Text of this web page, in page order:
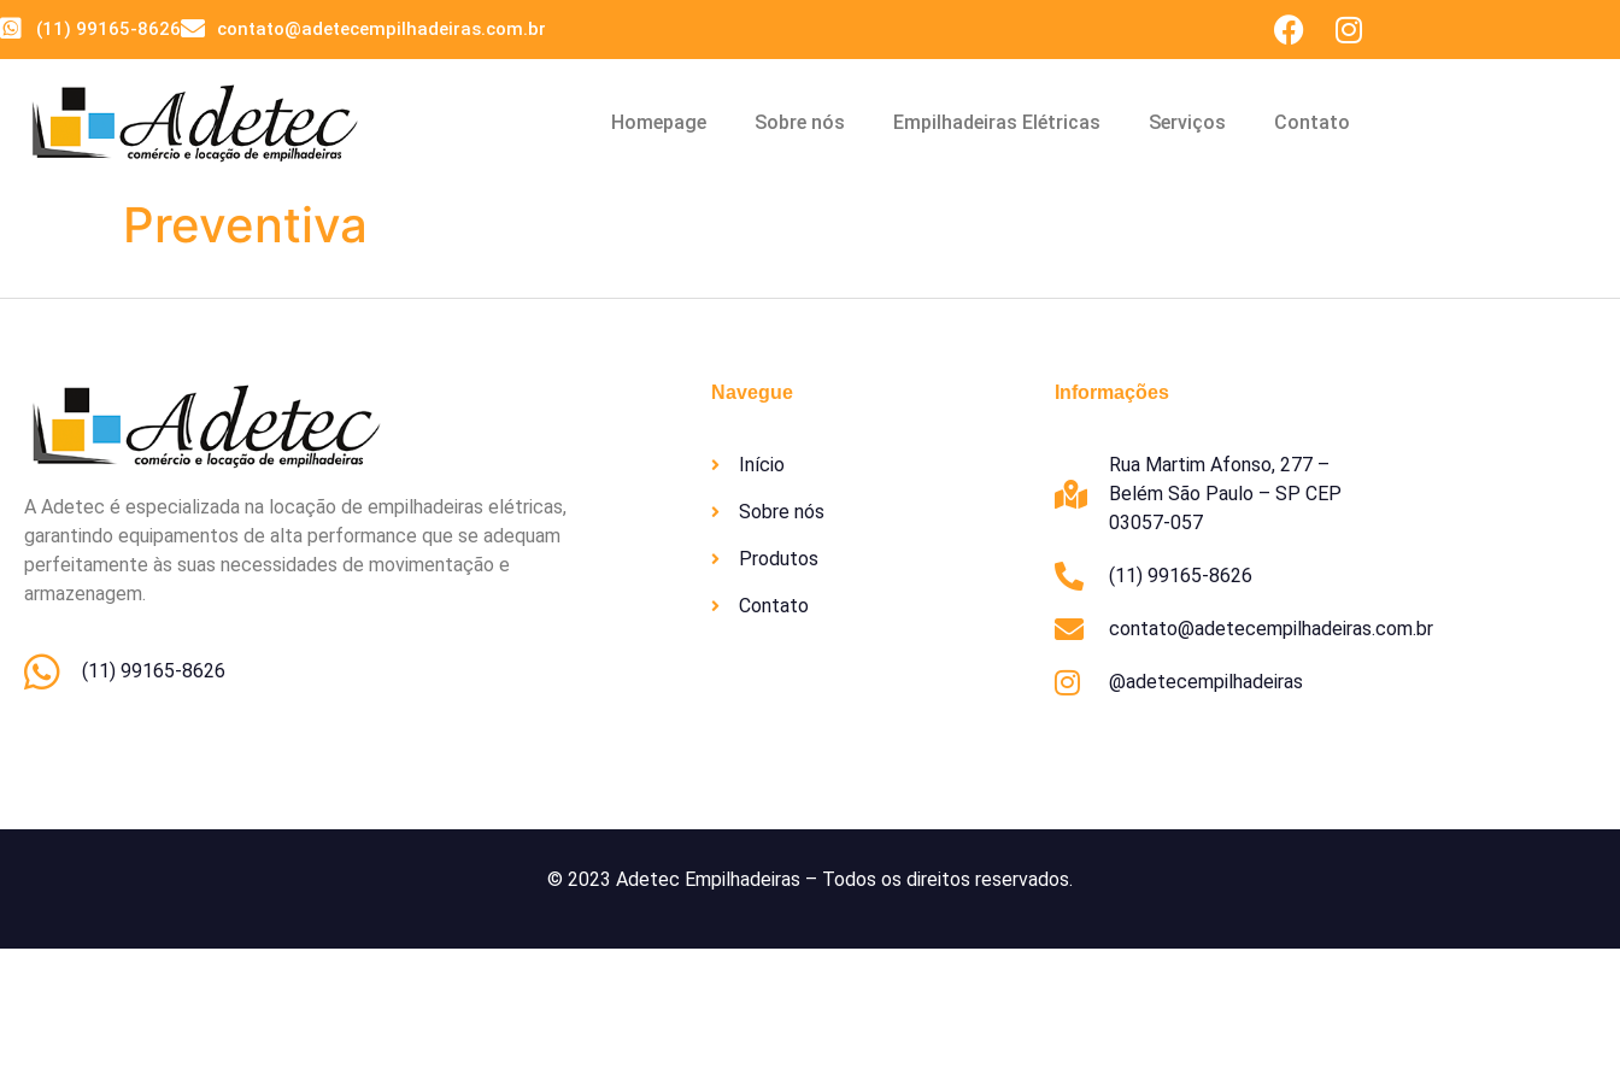
(11) 99165-8626 contato@adetecempilhadeiras.com.br
Homepage Sobre nós Empilhadeiras Elétricas Serviços Contato
Preventiva
A Adetec é especializada na locação de empilhadeiras elétricas,
garantindo equipamentos de alta performance que se adequam
perfeitamente às suas necessidades de movimentação e
armazenagem.
(11) 99165-8626
Navegue
Início
Sobre nós
Produtos
Contato
Informações
Rua Martim Afonso, 277 –
Belém São Paulo – SP CEP
03057-057
(11) 99165-8626
contato@adetecempilhadeiras.com.br
@adetecempilhadeiras
© 2023 Adetec Empilhadeiras – Todos os direitos reservados.